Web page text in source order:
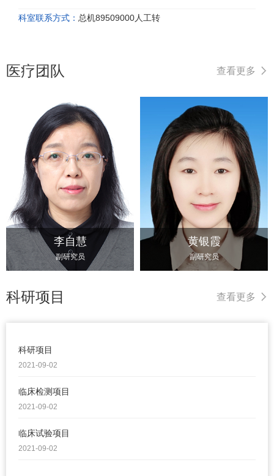
科室联系方式： 总机89509000人工转
查看更多
医疗团队
李自慧
副研究员
黄银霞
副研究员
查看更多
科研项目
2021-09-02
科研项目
2021-09-02
临床检测项目
2021-09-02
临床试验项目